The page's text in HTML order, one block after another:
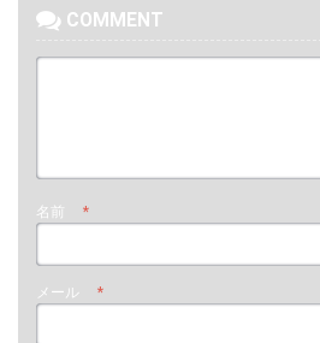
COMMENT
名前 *
メール *